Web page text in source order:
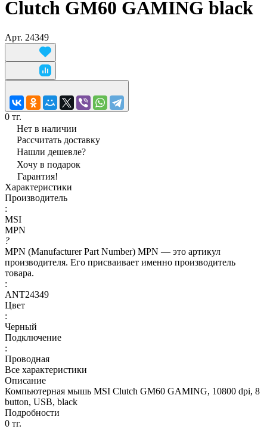
Clutch GM60 GAMING black
Арт. 24349
0 тг.
Нет в наличии
Рассчитать доставку
Нашли дешевле?
Хочу в подарок
Гарантия!
Характеристики
Производитель
:
MSI
MPN
?
MPN (Manufacturer Part Number) MPN — это артикул
производителя. Его присваивает именно производитель
товара.
:
ANT24349
Цвет
:
Черный
Подключение
:
Проводная
Все характеристики
Описание
Компьютерная мышь MSI Clutch GM60 GAMING, 10800 dpi, 8
button, USB, black
Подробности
0 тг.